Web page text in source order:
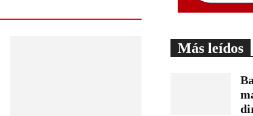
Más leídos